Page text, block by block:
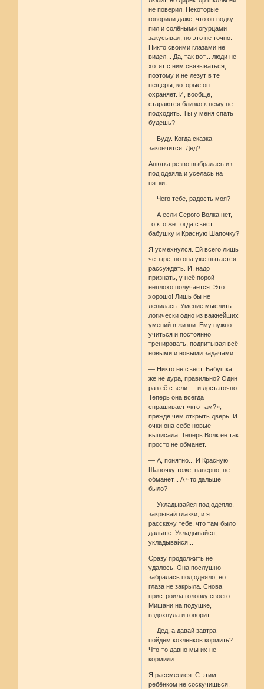
не поверил. Некоторые
говорили даже, что он водку
пил и солёными огурцами
закусывал, но это не точно.
Никто своими глазами не
видел... Да, так вот,.. люди не
хотят с ним связываться,
поэтому и не лезут в те
пещеры, которые он
охраняет. И, вообще,
стараются близко к нему не
подходить. Ты у меня спать
будешь?
— Буду. Когда сказка
закончится. Дед?
Анютка резво выбралась из-
под одеяла и уселась на
пятки.
— Чего тебе, радость моя?
— А если Серого Волка нет,
то кто же тогда съест
бабушку и Красную Шапочку?
Я усмехнулся. Ей всего лишь
четыре, но она уже пытается
рассуждать. И, надо
признать, у неё порой
неплохо получается. Это
хорошо! Лишь бы не
ленилась. Умение мыслить
логически одно из важнейших
умений в жизни. Ему нужно
учиться и постоянно
тренировать, подпитывая всё
новыми и новыми задачами.
— Никто не съест. Бабушка
же не дура, правильно? Один
раз её съели — и достаточно.
Теперь она всегда
спрашивает «кто там?»,
прежде чем открыть дверь. И
очки она себе новые
выписала. Теперь Волк её так
просто не обманет.
— А, понятно... И Красную
Шапочку тоже, наверно, не
обманет... А что дальше
было?
— Укладывайся под одеяло,
закрывай глазки, и я
расскажу тебе, что там было
дальше. Укладывайся,
укладывайся...
Сразу продолжить не
удалось. Она послушно
забралась под одеяло, но
глаза не закрыла. Снова
пристроила головку своего
Мишани на подушке,
вздохнула и говорит:
— Дед, а давай завтра
пойдём козлёнков кормить?
Что-то давно мы их не
кормили.
Я рассмеялся. С этим
ребёнком не соскучишься.